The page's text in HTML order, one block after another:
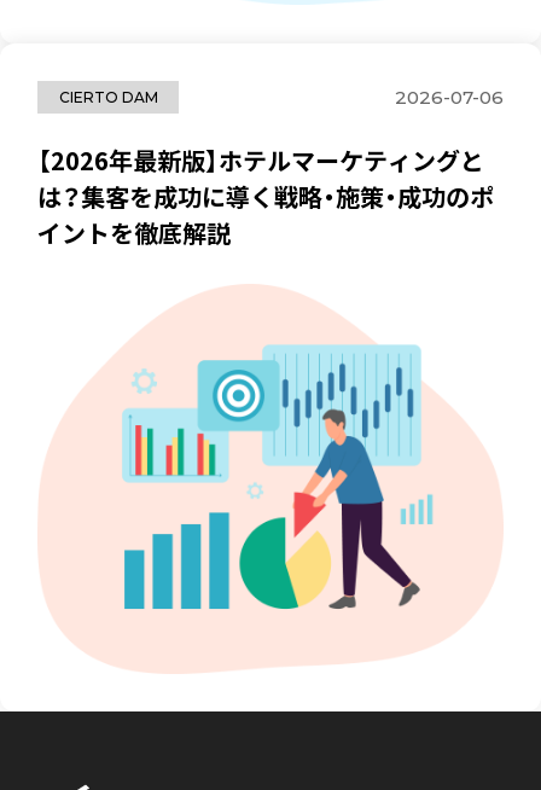
CIERTO DAM 2026-07-06
【2026年最新版】ホテルマーケティングと
は？集客を成功に導く戦略・施策・成功のポ
イントを徹底解説